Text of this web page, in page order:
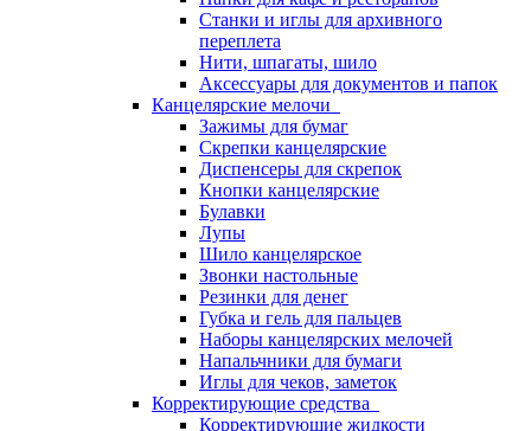
Станки и иглы для архивного
переплета
Нити, шпагаты, шило
Аксессуары для документов и папок
Канцелярские мелочи
Зажимы для бумаг
Скрепки канцелярские
Диспенсеры для скрепок
Кнопки канцелярские
Булавки
Лупы
Шило канцелярское
Звонки настольные
Резинки для денег
Губка и гель для пальцев
Наборы канцелярских мелочей
Напальчники для бумаги
Иглы для чеков, заметок
Корректирующие средства
Корректирующие жидкости